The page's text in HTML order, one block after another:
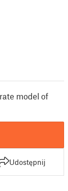
model of
Udostępnij